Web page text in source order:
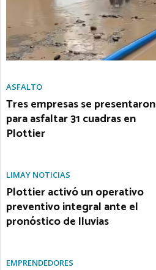
ASFALTO
Tres empresas se presentaron
para asfaltar 31 cuadras en
Plottier
LIMAY NOTICIAS
Plottier activó un operativo
preventivo integral ante el
pronóstico de lluvias
EMPRENDEDORES